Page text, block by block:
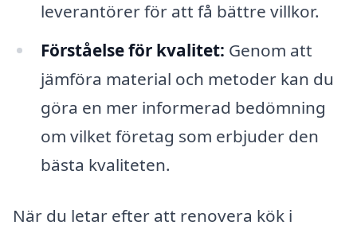
leverantörer för att få bättre villkor.
Förståelse för kvalitet: Genom att
jämföra material och metoder kan du
göra en mer informerad bedömning
om vilket företag som erbjuder den
bästa kvaliteten.
När du letar efter att renovera kök i